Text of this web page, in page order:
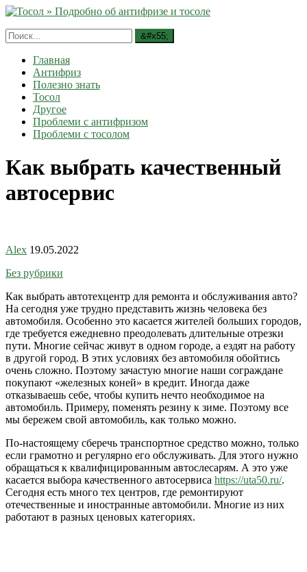
Главная
Антифриз
Полезно знать
Тосол
Другое
Проблеми с антифризом
Проблеми с тосолом
Как выбрать качественный
автосервис
Alex 19.05.2022
Без рубрики
Как выбрать автотехцентр для ремонта и обслуживания авто?
На сегодня уже трудно представить жизнь человека без
автомобиля. Особенно это касается жителей больших городов,
где требуется ежедневно преодолевать длительные отрезки
пути. Многие сейчас живут в одном городе, а ездят на работу
в другой город. В этих условиях без автомобиля обойтись
очень сложно. Поэтому зачастую многие наши сограждане
покупают «железных коней» в кредит. Иногда даже
отказываешь себе, чтобы купить нечто необходимое на
автомобиль. Примеру, поменять резину к зиме. Поэтому все
мы бережем свой автомобиль, как только можно.
По-настоящему сберечь транспортное средство можно, только
если грамотно и регулярно его обслуживать. Для этого нужно
обращаться к квалифицированным автослесарям. А это уже
касается выбора качественного автосервиса https://uta50.ru/.
Сегодня есть много тех центров, где ремонтируют
отечественные и иностранные автомобили. Многие из них
работают в разных ценовых категориях.